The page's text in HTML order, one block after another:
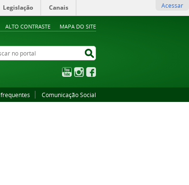
ALTO CONTRASTE MAPA DO SITE
Legislação Canais Acessar
no portal
YouTubeInstagram
Comunicação Social